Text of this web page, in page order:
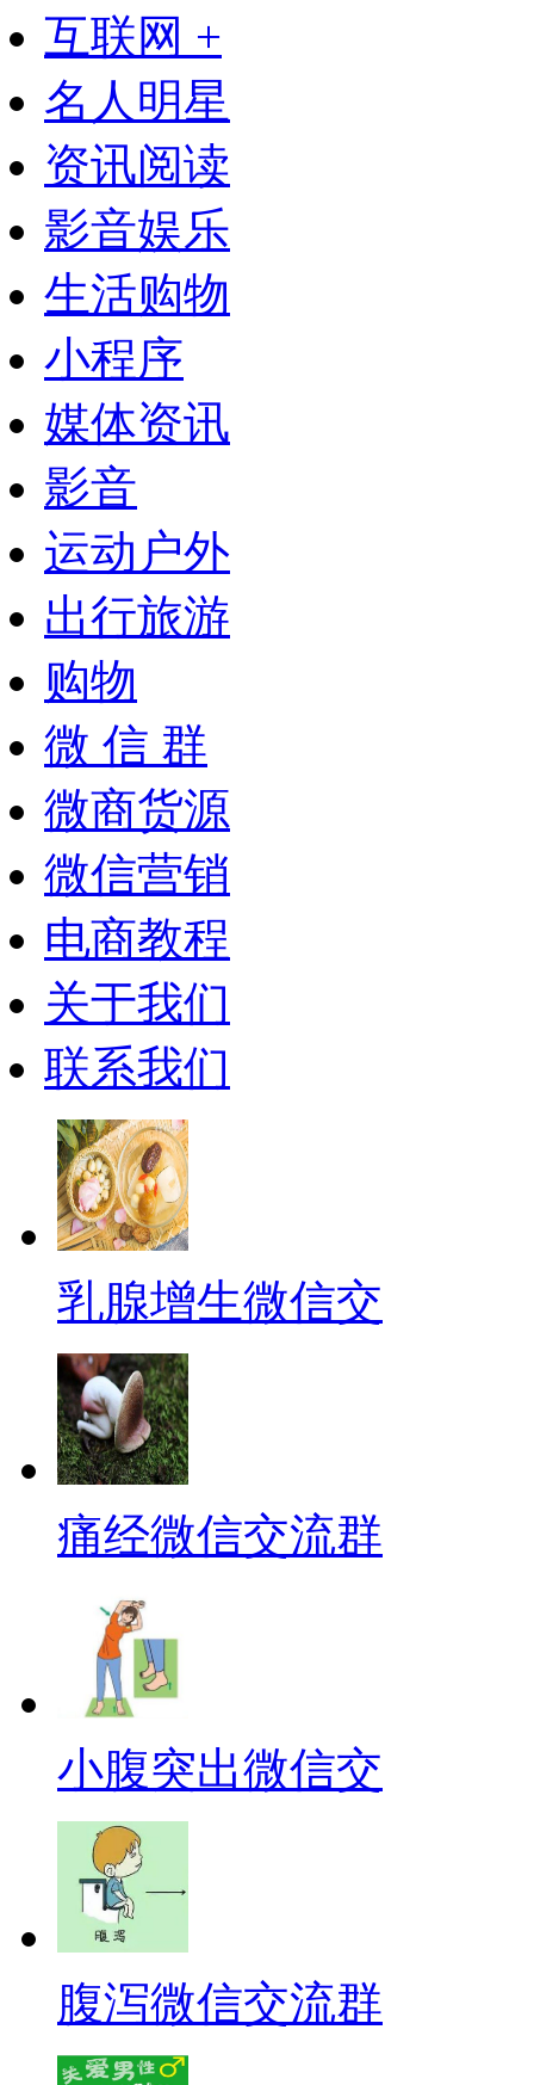
互联网 +
名人明星
资讯阅读
影音娱乐
生活购物
小程序
媒体资讯
影音
运动户外
出行旅游
购物
微 信 群
微商货源
微信营销
电商教程
关于我们
联系我们
乳腺增生微信交
痛经微信交流群
小腹突出微信交
腹泻微信交流群